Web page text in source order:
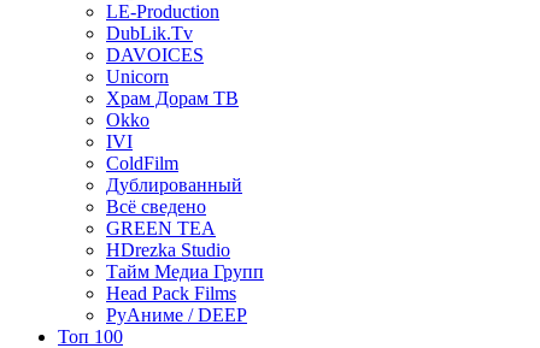
LE-Production
DubLik.Tv
DAVOICES
Unicorn
Храм Дорам ТВ
Okko
IVI
ColdFilm
Дублированный
Всё сведено
GREEN TEA
HDrezka Studio
Тайм Медиа Групп
Head Pack Films
РуАниме / DEEP
Топ 100